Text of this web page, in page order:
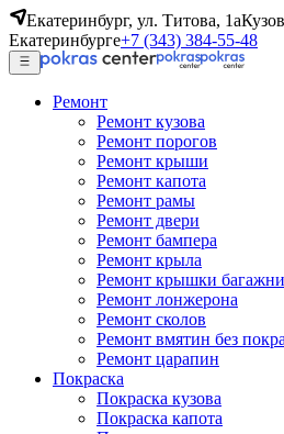
Екатеринбург, ул. Титова, 1а
Екатеринбурге+7 (343) 384-55-48
Ремонт
Ремонт кузова
Ремонт порогов
Ремонт крыши
Ремонт капота
Ремонт рамы
Ремонт двери
Ремонт бампера
Ремонт крыла
Ремонт крышки
Ремонт лонжерона
Ремонт сколов
Ремонт вмятин без
Ремонт царапин
Покраска
Покраска кузова
Покраска капота